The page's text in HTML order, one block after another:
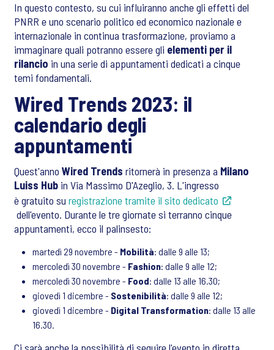
In questo contesto, su cui influiranno anche gli effetti del
PNRR e uno scenario politico ed economico nazionale e
internazionale in continua trasformazione, proviamo a
immaginare quali potranno essere gli elementi per il
rilancio in una serie di appuntamenti dedicati a cinque
temi fondamentali.
Wired Trends 2023: il
calendario degli
appuntamenti
Quest'anno Wired Trends ritornerà in presenza a Milano
Luiss Hub in Via Massimo D'Azeglio, 3. L'ingresso
è gratuito su registrazione tramite il sito dedicato
dell'evento. Durante le tre giornate si terranno cinque
appuntamenti, ecco il palinsesto:
martedì 29 novembre - Mobilità: dalle 9 alle 13;
mercoledì 30 novembre - Fashion: dalle 9 alle 12;
mercoledì 30 novembre - Food: dalle 13 alle 16.30;
giovedì 1 dicembre - Sostenibilità: dalle 9 alle 12;
giovedì 1 dicembre - Digital Transformation: dalle 13 alle
16.30.